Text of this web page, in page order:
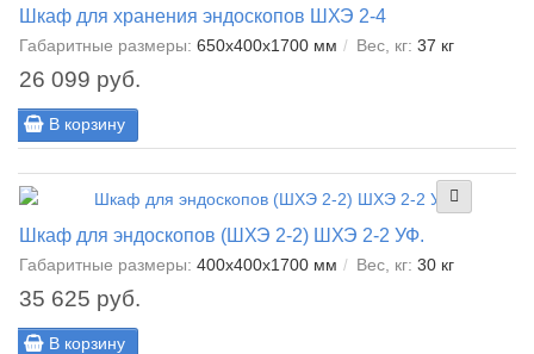
Шкаф для хранения эндоскопов ШХЭ 2-4
Габаритные размеры: 650х400х1700 мм Вес, кг: 37 кг
26 099 руб.
В корзину
Шкаф для эндоскопов (ШХЭ 2-2) ШХЭ 2-2 УФ.
Габаритные размеры: 400х400х1700 мм Вес, кг: 30 кг
35 625 руб.
В корзину